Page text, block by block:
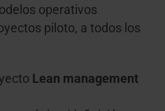
operativos
piloto, a todos los
Lean management